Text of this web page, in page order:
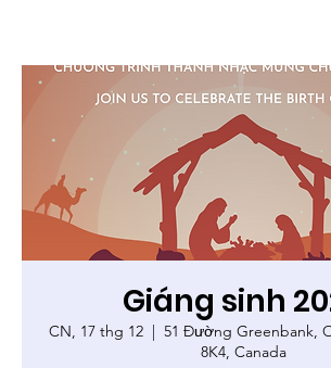
Giáng sinh
CN, 17 thg 12
  |
51 Đường Greenbank,
8K4, Canada